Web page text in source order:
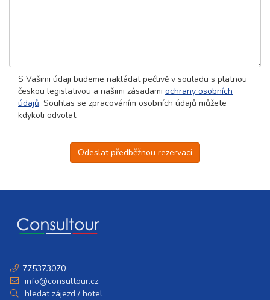
S Vašimi údaji budeme nakládat pečlivě v souladu s platnou
českou legislativou a našimi zásadami ochrany osobních
údajů. Souhlas se zpracováním osobních údajů můžete
kdykoli odvolat.
Odeslat předběžnou rezervaci
775373070
info@consultour.cz
hledat zájezd / hotel